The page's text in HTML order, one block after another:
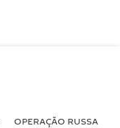
OPERAÇÃO RUSSA